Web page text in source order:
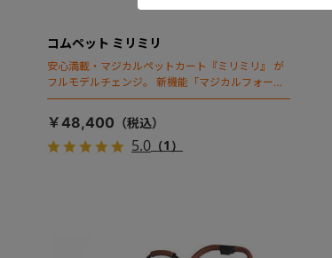
コムペット ミリミリ
安心満載・マジカルペットカート『ミリミリ』 が
フルモデルチェンジ。 新機能「マジカルフォール
ディング」搭載
￥48,400
5.0 （1）